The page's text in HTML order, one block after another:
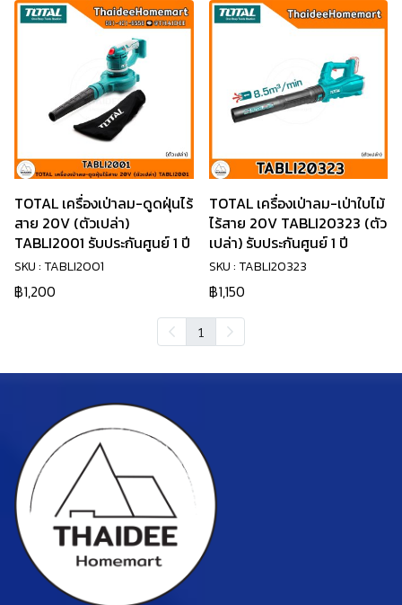
TOTAL เครื่องเป่าลม-ดูดฝุ่นไร้
สาย 20V (ตัวเปล่า)
TABLI2001 รับประกันศูนย์ 1 ปี
SKU : TABLI2001
฿1,200
TOTAL เครื่องเป่าลม-เป่าใบไม้
ไร้สาย 20V TABLI20323 (ตัว
เปล่า) รับประกันศูนย์ 1 ปี
SKU : TABLI20323
฿1,150
1